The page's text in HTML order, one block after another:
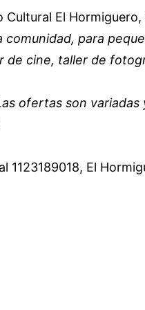
El
comunidad, para
de cine, taller de
ofertas son
1123189018, El